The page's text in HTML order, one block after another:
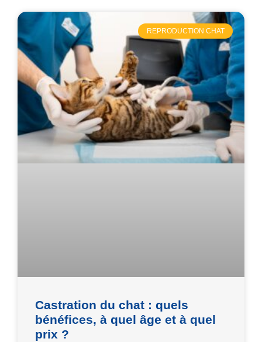
REPRODUCTION CHAT
Castration du chat : quels
bénéfices, à quel âge et à quel
prix ?